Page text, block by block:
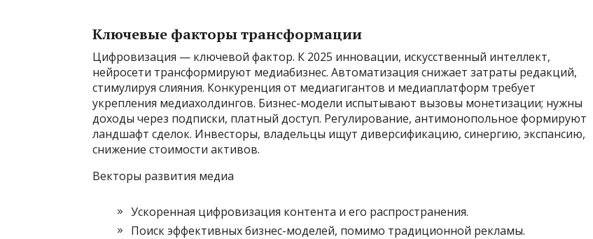
Ключевые факторы трансформации
Цифровизация — ключевой фактор. К 2025 инновации, искусственный интеллект,
нейросети трансформируют медиабизнес. Автоматизация снижает затраты редакций,
стимулируя слияния. Конкуренция от медиагигантов и медиаплатформ требует
укрепления медиахолдингов. Бизнес-модели испытывают вызовы монетизации; нужны
доходы через подписки, платный доступ. Регулирование, антимонопольное формируют
ландшафт сделок. Инвесторы, владельцы ищут диверсификацию, синергию, экспансию,
снижение стоимости активов.
Векторы развития медиа
Ускоренная цифровизация контента и его распространения.
Поиск эффективных бизнес-моделей, помимо традиционной рекламы.